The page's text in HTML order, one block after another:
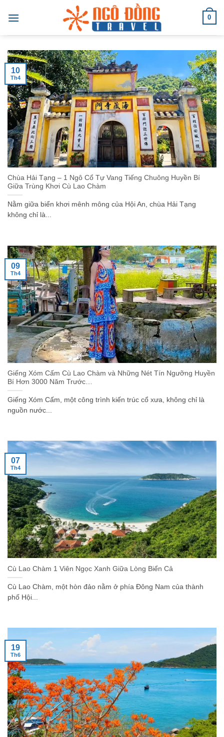
qua
0
Chùa Hải Tạng – 1 Ngô Cổ Tự Vang Tiếng Chuông Huyền Bí
Giữa Trùng Khơi Cù Lao Chàm
Nằm giữa biển khơi mênh mông của Hội An, chùa Hải Tạng
không chỉ là...
10
Th4
Giếng Xóm Cấm Cù Lao Chàm và Những Nét Tín Ngưỡng Huyền
Bí Hơn 3000 Năm Trước…
Giếng Xóm Cấm, một công trình kiến trúc cổ xưa, không chỉ là
nguồn nước...
09
Th4
Cù Lao Chàm 1 Viên Ngọc Xanh Giữa Lòng Biển Cả
Cù Lao Chàm, một hòn đảo nằm ở phía Đông Nam của thành
phố Hội...
07
Th4
19
Th6